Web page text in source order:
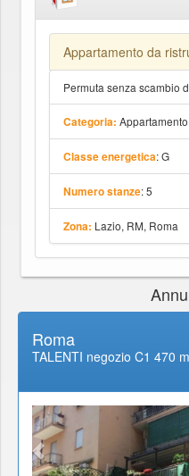
Appartamento da
Permuta senza scambio
Categoria: Appartamento
Classe energetica: G
Numero stanze: 5
Zona: Lazio, RM, Roma
Roma
TALENTI negozio C1 470